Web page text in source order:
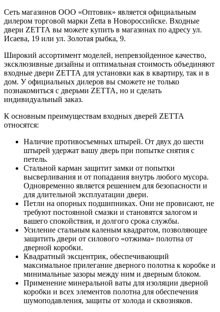
Сеть магазинов ООО «Оптовик» является официальным
дилером торговой марки Zetta в Новороссийске. Входные
двери ZЕТТА вы можете купить в магазинах по адресу ул.
Исаева, 19 или ул. Золотая рыбка, 9.
Широкий ассортимент моделей, непревзойденное качество,
эксклюзивные дизайны и оптимальная стоимость объединяют
входные двери ZЕТТА для установки как в квартиру, так и в
дом. У официальных дилеров вы сможете не только
познакомиться с дверьми ZЕТТА, но и сделать
индивидуальный заказ.
К основным преимуществам входных дверей ZЕТТА
относятся:
Наличие противосъемных штырей. От двух до шести
штырей удержат вашу дверь при попытке снятия с
петель.
Стальной карман защитит замки от попытки
высверливания и от попадания внутрь любого мусора.
Одновременно является решением для безопасности и
для длительной эксплуатации двери.
Петли на опорных подшипниках. Они не провисают, не
требуют постоянной смазки и становятся залогом и
вашего спокойствия, и долгого срока службы.
Усиление стальным каленым квадратом, позволяющее
защитить двери от силового «отжима» полотна от
дверной коробки.
Квадратный эксцентрик, обеспечивающий
максимальное прилегание дверного полотна к коробке и
минимальные зазоры между ним и дверным блоком.
Применение минеральной ваты для изоляции дверной
коробки и всех элементов полотна для обеспечения
шумоподавления, защиты от холода и сквозняков.